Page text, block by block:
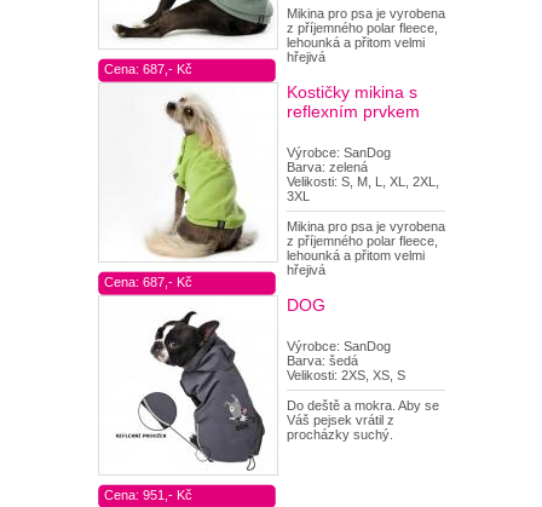
Mikina pro psa je vyrobena
z příjemného polar fleece,
lehounká a přitom velmi
hřejivá
Cena: 687,- Kč
Kostičky mikina s
reflexním prvkem
Výrobce: SanDog
Barva: zelená
Velikosti: S, M, L, XL, 2XL,
3XL
Mikina pro psa je vyrobena
z příjemného polar fleece,
lehounká a přitom velmi
hřejivá
Cena: 687,- Kč
DOG
Výrobce: SanDog
Barva: šedá
Velikosti: 2XS, XS, S
Do deště a mokra. Aby se
Váš pejsek vrátil z
procházky suchý.
Cena: 951,- Kč